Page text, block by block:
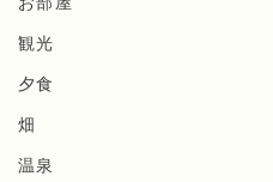
観光
夕食
畑
温泉